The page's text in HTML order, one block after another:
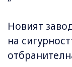
Новият
на